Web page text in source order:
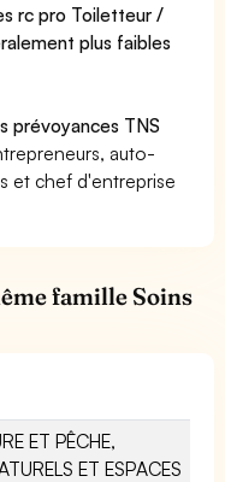
rc pro Toiletteur /
plus faibles
prévoyances TNS
auto-
et chef d'entreprise
famille Soins
ET PÊCHE,
ET ESPACES